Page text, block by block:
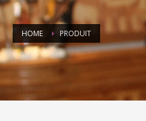
HOME PRODUIT